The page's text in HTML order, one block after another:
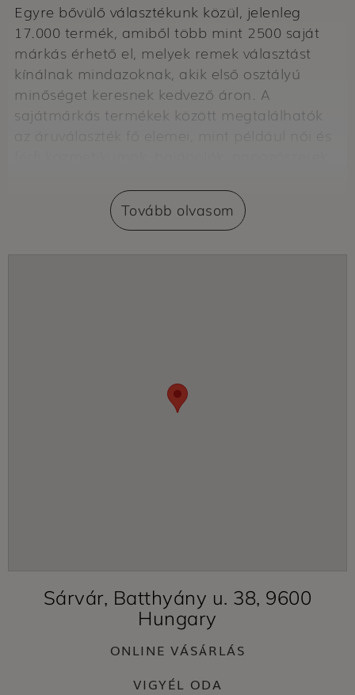
Egyre bővülő választékunk közül, jelenleg
17.000 termék, amiből több mint 2500 saját
márkás érhető el, melyek remek választást
kínálnak mindazoknak, akik első osztályú
minőséget keresnek kedvező áron. A
sajátmárkás termékek között megtalálhatók
higiéniás termékek, tisztálkodó szerek,
háztartási eszközök.Tovább olvasom
Sárvár, Batthyány u. 38, 9600
Hungary
ONLINE VÁSÁRLÁS
VIGYÉL ODA